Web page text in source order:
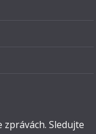
zprávách. Sledujte